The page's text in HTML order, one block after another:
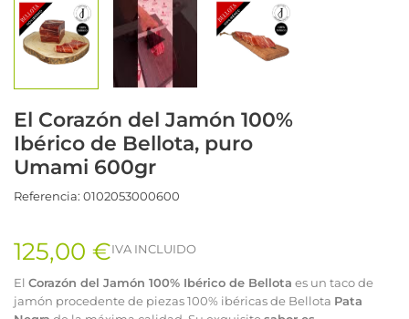
El Corazón del Jamón 100%
Ibérico de Bellota, puro
Umami 600gr
Referencia: 0102053000600
125,00 €IVA INCLUIDO
El Corazón del Jamón 100% Ibérico de Bellota es un taco de
jamón procedente de piezas 100% ibéricas de Bellota Pata